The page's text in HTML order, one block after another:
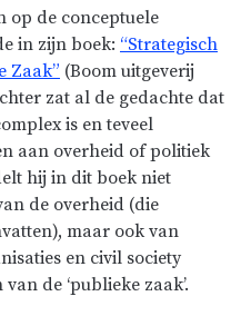
op de conceptuele
in zijn boek: “Strategisch
Zaak” (Boom uitgeverij
zat al de gedachte dat
is en teveel
aan overheid of politiek
hij in dit boek niet
de overheid (die
maar ook van
en civil society
de ‘publieke zaak’.